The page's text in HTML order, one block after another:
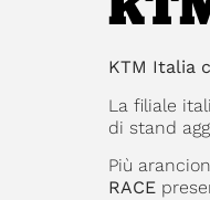
KTM Italia
La filiale
di stand
Più
RACE